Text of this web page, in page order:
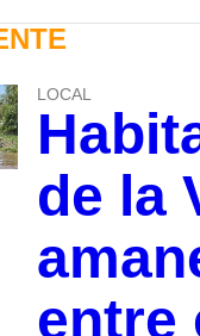
LOCAL
de la
entre